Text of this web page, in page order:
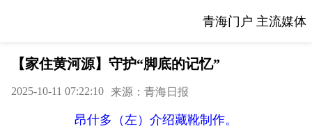
青海门户 主流媒体
【家住黄河源】守护“脚底的记忆”
2025-10-11 07:22:10 来源：青海日报
昂什多（左）介绍藏靴制作。